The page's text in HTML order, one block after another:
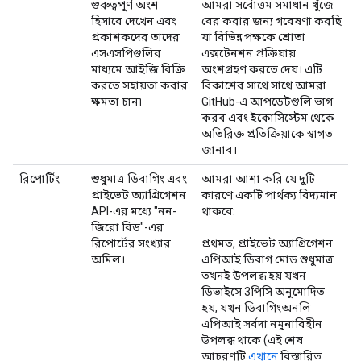
গুরুত্বপূর্ণ অংশ
হিসাবে দেখেন এবং
প্রকাশকদের তাদের
এসএসপিগুলির
মাধ্যমে আইজি বিক্রি
করতে সহায়তা করার
ক্ষমতা চান৷
আমরা সর্বোত্তম সমাধান খুঁজে
বের করার জন্য গবেষণা করছি
যা বিভিন্ন পক্ষকে শ্রোতা
এক্সটেনশন প্রক্রিয়ায়
অংশগ্রহণ করতে দেয়। এটি
বিকাশের সাথে সাথে আমরা
GitHub-এ আপডেটগুলি ভাগ
করব এবং ইকোসিস্টেম থেকে
অতিরিক্ত প্রতিক্রিয়াকে স্বাগত
জানাব।
রিপোর্টিং
শুধুমাত্র ডিবাগিং এবং
প্রাইভেট অ্যাগ্রিগেশন
API-এর মধ্যে "নন-
জিরো বিড"-এর
রিপোর্টের সংখ্যার
অমিল।
আমরা আশা করি যে দুটি
কারণে একটি পার্থক্য বিদ্যমান
থাকবে:
প্রথমত, প্রাইভেট অ্যাগ্রিগেশন
এপিআই ডিবাগ মোড শুধুমাত্র
তখনই উপলব্ধ হয় যখন
ডিভাইসে 3পিসি অনুমোদিত
হয়, যখন ডিবাগিংঅনলি
এপিআই সর্বদা নমুনাবিহীন
উপলব্ধ থাকে (এই শেষ
আচরণটিএখানেবিস্তারিত